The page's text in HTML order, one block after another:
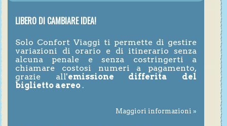
LIBERO DI CAMBIARE IDEA!
Solo Confort Viaggi ti permette di gestire
variazioni di orario e di itinerario senza
alcuna penale e senza costringerti a
chiamare costosi numeri a pagamento,
grazie all'emissione differita del
biglietto aereo .
Maggiori informazioni »